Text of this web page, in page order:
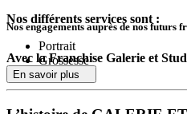
Nos différents services sont :
Portrait
Grossesse
Bébé
Famille
Nos engagements auprès de nos futurs
Avec la Franchise Galerie et
disposition notre concept à des
qu’il comprend :
En savoir plus